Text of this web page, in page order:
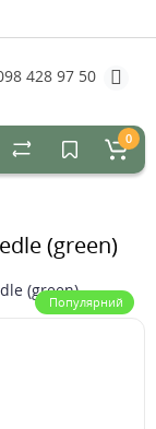
428 97 50
0
(green)
Популярний